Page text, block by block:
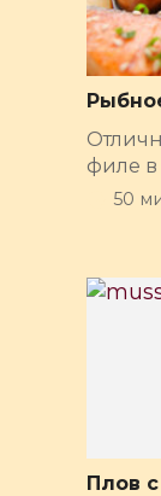
филе в
50
Плов